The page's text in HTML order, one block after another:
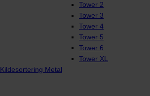
Tower 2
Tower 3
Tower 4
Tower 5
Tower 6
Tower XL
Kildesortering Metal